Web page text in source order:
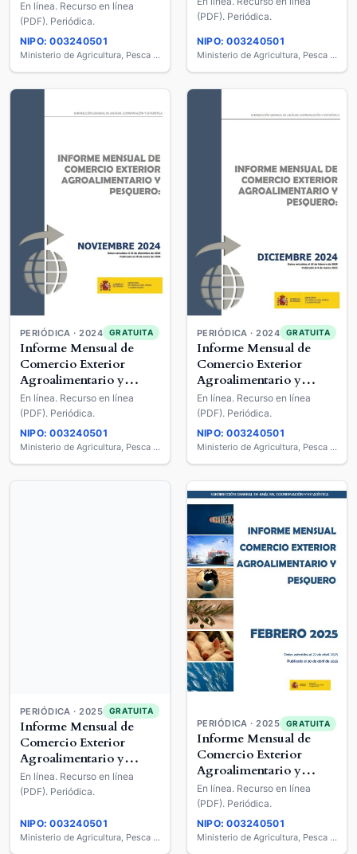
Pesquero
En línea. Recurso en línea
(PDF). Periódica.
NIPO: 003240501
Ministerio de Agricultura, Pesca y Alimentación
(PDF). Periódica.
NIPO: 003240501
Ministerio de Agricultura, Pesca y Alimentación
PERIÓDICA · 2024 GRATUITA
Informe Mensual de
Comercio Exterior
Agroalimentario y
Pesquero
En línea. Recurso en línea
(PDF). Periódica.
NIPO: 003240501
Ministerio de Agricultura, Pesca y Alimentación
PERIÓDICA · 2024 GRATUITA
Informe Mensual de
Comercio Exterior
Agroalimentario y
Pesquero
En línea. Recurso en línea
(PDF). Periódica.
NIPO: 003240501
Ministerio de Agricultura, Pesca y Alimentación
PERIÓDICA · 2025 GRATUITA
Informe Mensual de
Comercio Exterior
Agroalimentario y
Pesquero
En línea. Recurso en línea
(PDF). Periódica.
NIPO: 003240501
Ministerio de Agricultura, Pesca y Alimentación
PERIÓDICA · 2025 GRATUITA
Informe Mensual de
Comercio Exterior
Agroalimentario y
Pesquero
En línea. Recurso en línea
(PDF). Periódica.
NIPO: 003240501
Ministerio de Agricultura, Pesca y Alimentación